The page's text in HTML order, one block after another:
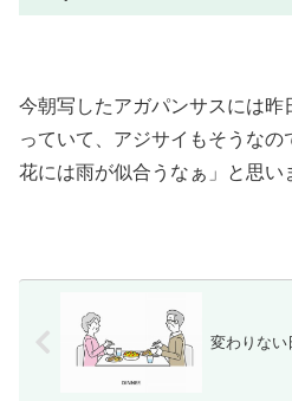
今朝写したアガパンサスには
っていて、アジサイもそうなの
花には雨が似合うなぁ」と思い
変わりない